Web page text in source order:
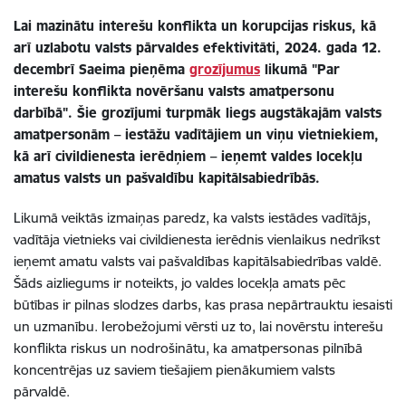
Lai mazinātu interešu konflikta un korupcijas riskus, kā
arī uzlabotu valsts pārvaldes efektivitāti, 2024. gada 12.
decembrī Saeima pieņēma grozījumus likumā "Par
interešu konflikta novēršanu valsts amatpersonu
darbībā". Šie grozījumi turpmāk liegs augstākajām valsts
amatpersonām – iestāžu vadītājiem un viņu vietniekiem,
kā arī civildienesta ierēdņiem – ieņemt valdes locekļu
amatus valsts un pašvaldību kapitālsabiedrībās.
Likumā veiktās izmaiņas paredz, ka valsts iestādes vadītājs,
vadītāja vietnieks vai civildienesta ierēdnis vienlaikus nedrīkst
ieņemt amatu valsts vai pašvaldības kapitālsabiedrības valdē.
Šāds aizliegums ir noteikts, jo valdes locekļa amats pēc
būtības ir pilnas slodzes darbs, kas prasa nepārtrauktu iesaisti
un uzmanību. Ierobežojumi vērsti uz to, lai novērstu interešu
konflikta riskus un nodrošinātu, ka amatpersonas pilnībā
koncentrējas uz saviem tiešajiem pienākumiem valsts
pārvaldē.